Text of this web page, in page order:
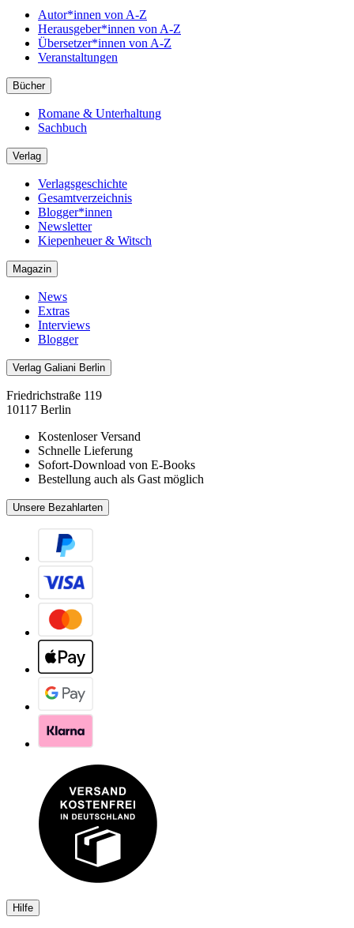
Autor*innen von A-Z
Herausgeber*innen von A-Z
Übersetzer*innen von A-Z
Veranstaltungen
Bücher
Romane & Unterhaltung
Sachbuch
Verlag
Verlagsgeschichte
Gesamtverzeichnis
Blogger*innen
Newsletter
Kiepenheuer & Witsch
Magazin
News
Extras
Interviews
Blogger
Verlag Galiani Berlin
Friedrichstraße 119
10117 Berlin
Kostenloser Versand
Schnelle Lieferung
Sofort-Download von E-Books
Bestellung auch als Gast möglich
Unsere Bezahlarten
Hilfe